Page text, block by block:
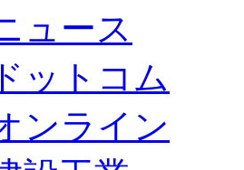
ュース
ットコム
ンライン